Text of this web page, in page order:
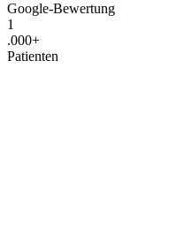
Google-Bewertung
1
.000+
Patienten